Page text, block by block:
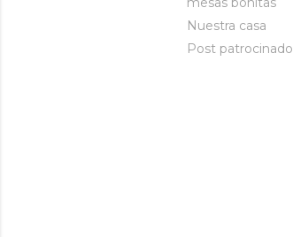
Nuestra casa
Post patrocinado